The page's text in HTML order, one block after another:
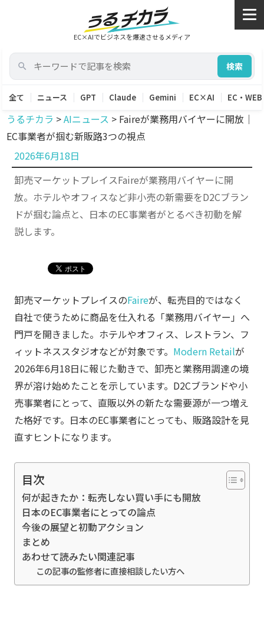
EC×AIでビジネスを爆速させるメディア
検索
全て ニュース GPT Claude Gemini EC×AI EC・WEB
うるチカラ >AIニュース > Faireが業務用バイヤーに開放｜
EC事業者が掴む新販路3つの視点
卸売マーケットプレイスFaireが業務用バイヤーに開
放。ホテルやオフィスなど非小売の新需要をD2Cブラン
ドが掴む論点と、日本のEC事業者がとるべき初動を解
説します。
投
稿
日:
2026年6月18日
卸売マーケットプレイスのFaireが、転売目的ではなく
自社で使うために商品を仕入れる「業務用バイヤー」へ
門戸を開きました。ホテルやオフィス、レストラン、フ
ィットネススタジオなどが対象です。 Modern Retailが
2026年6月18日に報じた動きで、卸売と業務用調達の境
界が溶け始めたことを示しています。D2Cブランドや小
売事業者にとって、直販以外の新たな需要源が一つ増え
た格好です。日本のEC事業者にとっても、販路設計を見
直すヒントになります。
目次
何が起きたか：転売しない買い手にも開放
日本のEC事業者にとっての論点
今後の展望と初動アクション
まとめ
あわせて読みたい関連記事
この記事の監修者に直接相談したい方へ